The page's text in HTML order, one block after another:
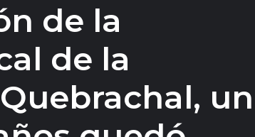
de la
de la
un